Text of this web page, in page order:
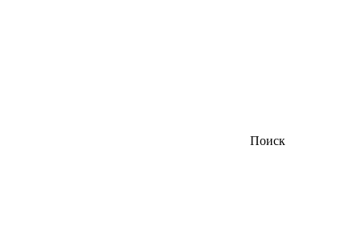
Поиск